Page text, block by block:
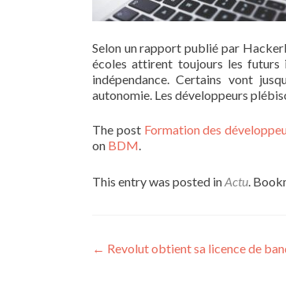
Selon un rapport publié par
écoles attirent toujours les futurs
indépendance. Certains vont
autonomie. Les développeurs
The post Formation des
on BDM.
This entry was posted inActu.
Post navigation
← Revolut obtient sa licence de